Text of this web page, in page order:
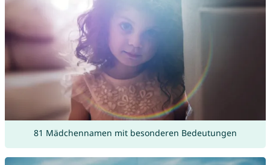
81 Mädchennamen mit besonderen Bedeutungen